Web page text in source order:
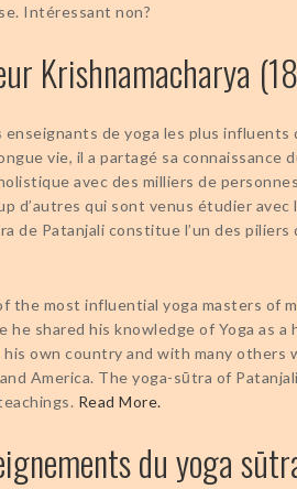
Intéressant non?
Krishnamacharya
enseignants de yoga les plus influents
vie, il a partagé sa connaissance
avec des milliers de
d’autres qui sont venus étudier avec
de Patanjali constitue l’un des piliers
the most influential yoga masters of
he shared his knowledge of Yoga as
own country and with many others
America. The yoga-sūtra of
Read More.
du yoga